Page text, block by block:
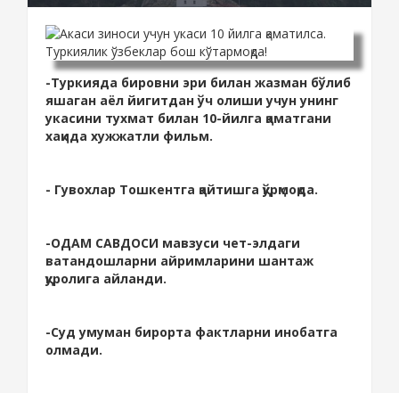
-Туркияда бировни эри билан жазман бўлиб
яшаган аёл йигитдан ўч олиши учун унинг
укасини тухмат билан 10-йилга қаматгани
хақида хужжатли фильм.
- Гувохлар Тошкентга қайтишга қўрқмоқда.
-ОДАМ САВДОСИ мавзуси чет-элдаги
ватандошларни айримларини шантаж
қуролига айланди.
-Суд умуман бирорта фактларни инобатга
олмади.